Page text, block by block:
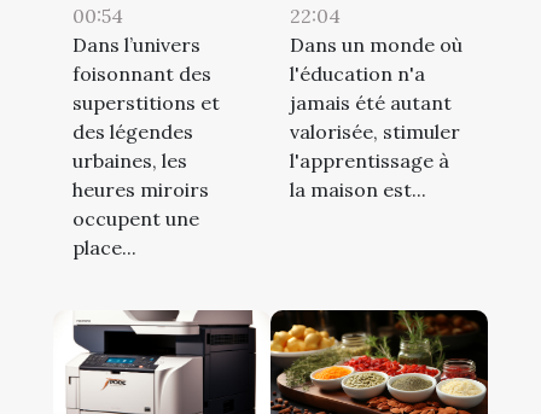
00:54
Dans l’univers
foisonnant des
superstitions et
des légendes
urbaines, les
heures miroirs
occupent une
place...
22:04
Dans un monde où
l'éducation n'a
jamais été autant
valorisée, stimuler
l'apprentissage à
la maison est...